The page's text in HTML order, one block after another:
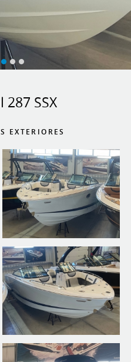
287 SSX
EXTERIORES